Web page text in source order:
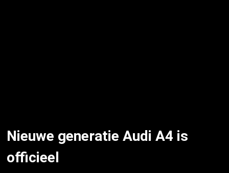
Nieuwe generatie Audi A4 is
officieel